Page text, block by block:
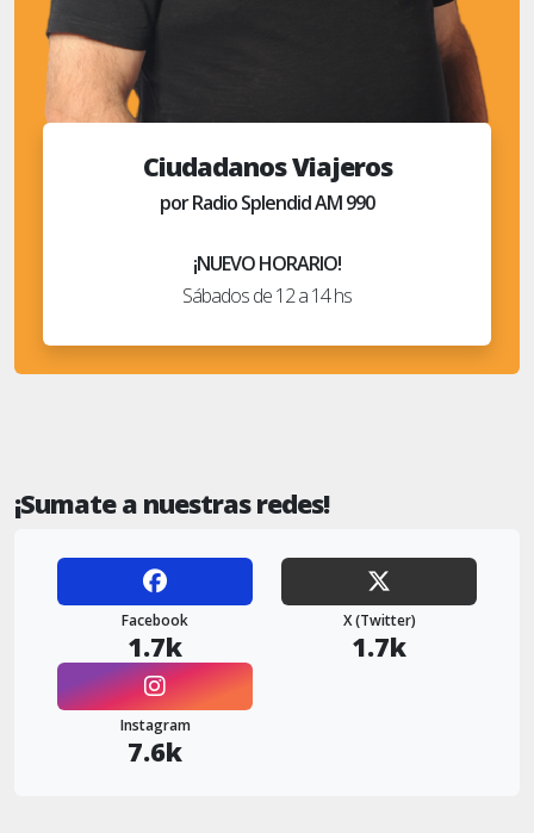
Ciudadanos Viajeros
por Radio Splendid AM 990
¡NUEVO HORARIO!
Sábados de 12 a 14 hs